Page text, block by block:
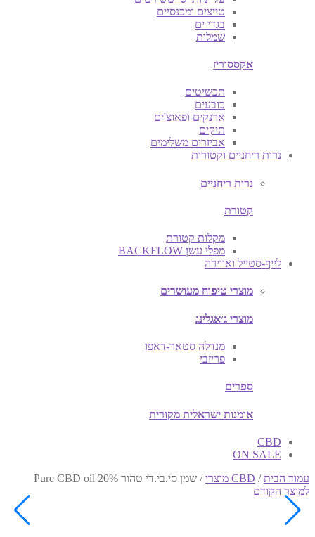
טייצים ומכנסיים
בגדי ים
שמלות
אקססוריז
תכשיטים
כובעים
ארנקים ופאוצ'ים
תיקים
אביזרים משלימים
נרות ריחניים וקטורות
נרות ריחניים
קטורת
מקלות קטורת
מפלי עשן BACKFLOW
לייף-סטייל ואווירה
מוצרי טיפוח מעושרים
מוצרי ג׳אגלינג
מנדלה סטאר-דאפו
פריזבי
ספרים
אומנות ישראלית מקורית
CBD
ON SALE
עמוד הבית / CBD מוצרי / שמן סי.בי.די טהור 20% Pure CBD oil
למוצר הקודם